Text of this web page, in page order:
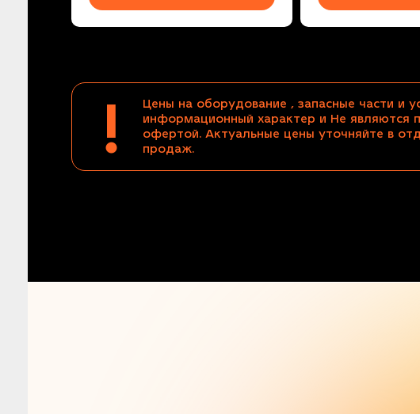
!
Цены на оборудование , запасные части и
информационный характер и Не являются
офертой. Актуальные цены уточняйте в
продаж.